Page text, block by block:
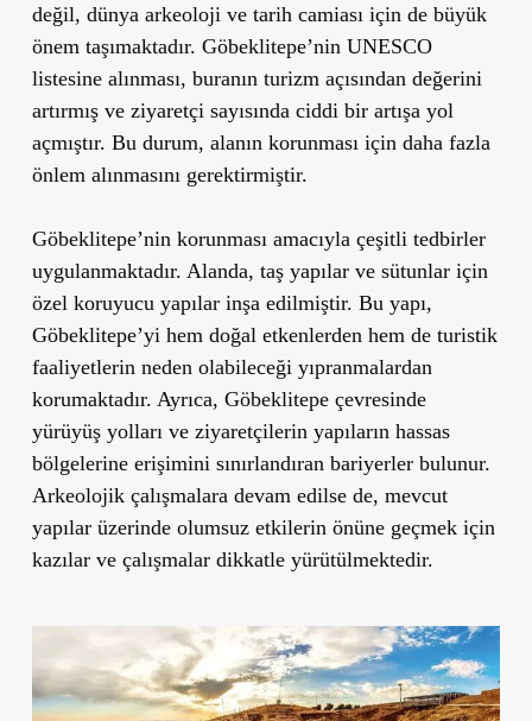
değil, dünya arkeoloji ve tarih camiası için de büyük
önem taşımaktadır. Göbeklitepe’nin UNESCO
listesine alınması, buranın turizm açısından değerini
artırmış ve ziyaretçi sayısında ciddi bir artışa yol
açmıştır. Bu durum, alanın korunması için daha fazla
önlem alınmasını gerektirmiştir.
Göbeklitepe’nin korunması amacıyla çeşitli tedbirler
uygulanmaktadır. Alanda, taş yapılar ve sütunlar için
özel koruyucu yapılar inşa edilmiştir. Bu yapı,
Göbeklitepe’yi hem doğal etkenlerden hem de turistik
faaliyetlerin neden olabileceği yıpranmalardan
korumaktadır. Ayrıca, Göbeklitepe çevresinde
yürüyüş yolları ve ziyaretçilerin yapıların hassas
bölgelerine erişimini sınırlandıran bariyerler bulunur.
Arkeolojik çalışmalara devam edilse de, mevcut
yapılar üzerinde olumsuz etkilerin önüne geçmek için
kazılar ve çalışmalar dikkatle yürütülmektedir.